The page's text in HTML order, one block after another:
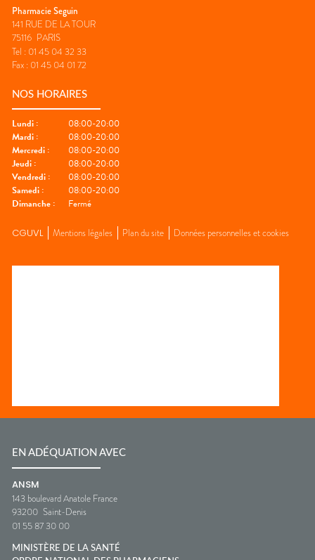
Pharmacie Seguin
141 RUE DE LA TOUR
75116 PARIS
Tel : 01 45 04 32 33
Fax : 01 45 04 01 72
NOS HORAIRES
Lundi :
08:00-20:00
Mardi :
08:00-20:00
Mercredi :
08:00-20:00
Jeudi :
08:00-20:00
Vendredi :
08:00-20:00
Samedi :
08:00-20:00
Dimanche : Fermé
CGUVL Mentions légales Plan du site Données personnelles et cookies
EN ADÉQUATION AVEC
ANSM
143 boulevard Anatole France
93200 Saint-Denis
01 55 87 30 00
MINISTÈRE DE LA SANTÉ